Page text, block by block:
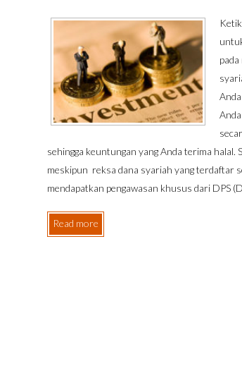
sehingga keuntungan yang Anda terima halal.
meskipun reksa dana syariah yang terdaftar
mendapatkan pengawasan khusus dari DPS
Read more